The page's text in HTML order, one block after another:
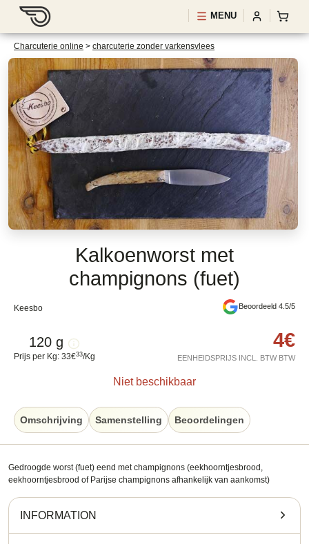
MENU
Charcuterie online > charcuterie zonder varkensvlees
Kalkoenworst met
champignons (fuet)
Keesbo Beoordeeld 4.5/5
120 g
Prijs per Kg: 33€33/Kg
4€
EENHEIDSPRIJS INCL. BTW BTW
Niet beschikbaar
Omschrijving Samenstelling Beoordelingen
Gedroogde worst (fuet) eend met champignons (eekhoorntjesbrood,
eekhoorntjesbrood of Parijse champignons afhankelijk van aankomst)
INFORMATION